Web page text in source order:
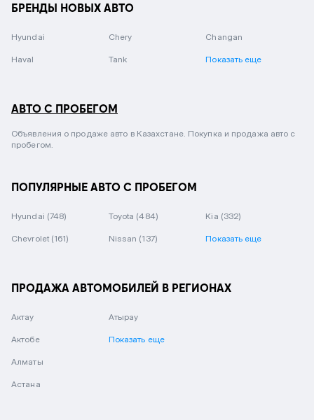
БРЕНДЫ НОВЫХ АВТО
Hyundai Chery Changan
Haval Tank Показать еще
АВТО С ПРОБЕГОМ
Объявления о продаже авто в Казахстане. Покупка и продажа авто с
пробегом.
ПОПУЛЯРНЫЕ АВТО С ПРОБЕГОМ
Hyundai (748) Toyota (484) Kia (332)
Chevrolet (161) Nissan (137) Показать еще
ПРОДАЖА АВТОМОБИЛЕЙ В РЕГИОНАХ
Актау
Актобе
Алматы
Астана
Атырау
Показать еще